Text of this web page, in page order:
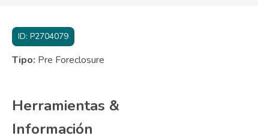
ID: P2704079
Tipo: Pre Foreclosure
Herramientas &
Información